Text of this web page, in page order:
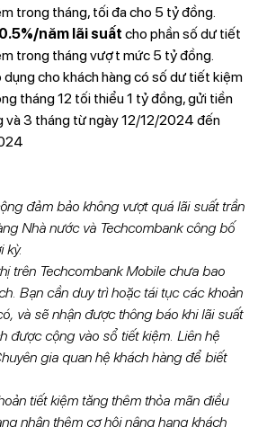
trong tháng, tối đa cho 5 tỷ đồng.
năm lãi suất cho phần số dư tiết
trong tháng vượt mức 5 tỷ đồng.
dụng cho khách hàng có số dư tiết kiệm
tháng 12 tối thiểu 1 tỷ đồng, gửi tiền
và 3 tháng từ ngày 12/12/2024 đến
đảm bảo không vượt quá lãi suất trần
Nhà nước và Techcombank công bố
kỳ.
trên Techcombank Mobile chưa bao
Bạn cần duy trì hoặc tái tục các khoản
và sẽ nhận được thông báo khi lãi suất
được cộng vào sổ tiết kiệm. Liên hệ
gia quan hệ khách hàng để biết
tiết kiệm tăng thêm thỏa mãn điều
nhận thêm cơ hội nâng hạng khách